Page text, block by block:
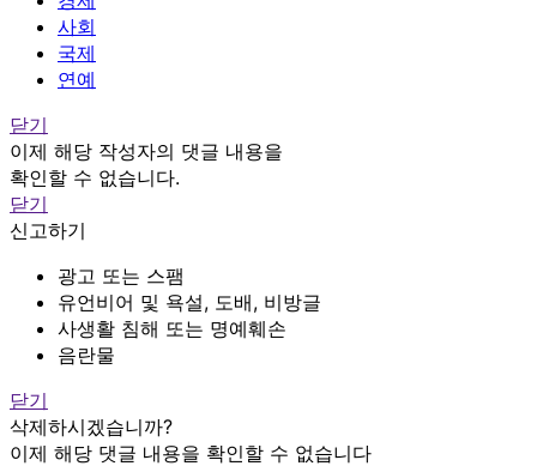
사회
국제
연예
닫기
이제 해당 작성자의 댓글 내용을
확인할 수 없습니다.
닫기
신고하기
광고 또는 스팸
유언비어 및 욕설, 도배, 비방글
사생활 침해 또는 명예훼손
음란물
닫기
삭제하시겠습니까?
이제 해당 댓글 내용을 확인할 수 없습니다